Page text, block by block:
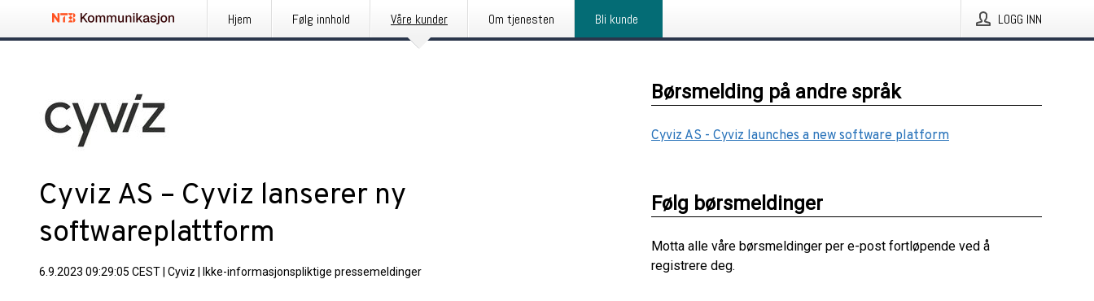
Hjem Følg innhold Våre kunder Om tjenesten Bli kunde LOGG INN
Cyviz AS – Cyviz lanserer ny
softwareplattform
6.9.2023 09:29:05 CEST Cyviz Ikke-informasjonspliktige pressemeldinger
Børsmelding på andre språk
Cyviz AS - Cyviz launches a new software platform
Følg børsmeldinger
Motta alle våre børsmeldinger per e-post fortløpende ved å
registrere deg.